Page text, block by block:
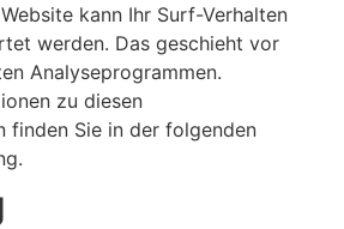
kann Ihr Surf-Verhalten
werden. Das geschieht vor
Analyseprogrammen.
zu diesen
finden Sie in der folgenden